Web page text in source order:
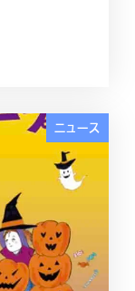
ニュース